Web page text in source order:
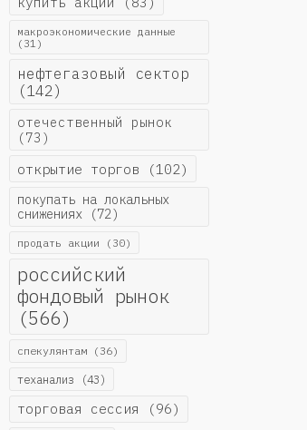
макроэкономические данные
(31)
нефтегазовый сектор
(142)
отечественный рынок
(73)
открытие торгов (102)
покупать на локальных
снижениях(72)
продать акции (30)
российский
фондовый рынок
(566)
спекулянтам(36)
теханализ (43)
торговая сессия (96)